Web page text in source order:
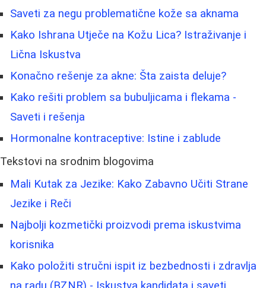
Saveti za negu problematične kože sa aknama
Kako Ishrana Utječe na Kožu Lica? Istraživanje i
Lična Iskustva
Konačno rešenje za akne: Šta zaista deluje?
Kako rešiti problem sa bubuljicama i flekama -
Saveti i rešenja
Hormonalne kontraceptive: Istine i zablude
Tekstovi na srodnim blogovima
Mali Kutak za Jezike: Kako Zabavno Učiti Strane
Jezike i Reči
Najbolji kozmetički proizvodi prema iskustvima
korisnika
Kako položiti stručni ispit iz bezbednosti i zdravlja